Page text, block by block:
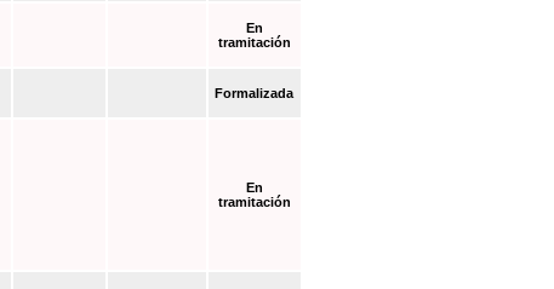
En
tramitación
Formalizada
En
tramitación